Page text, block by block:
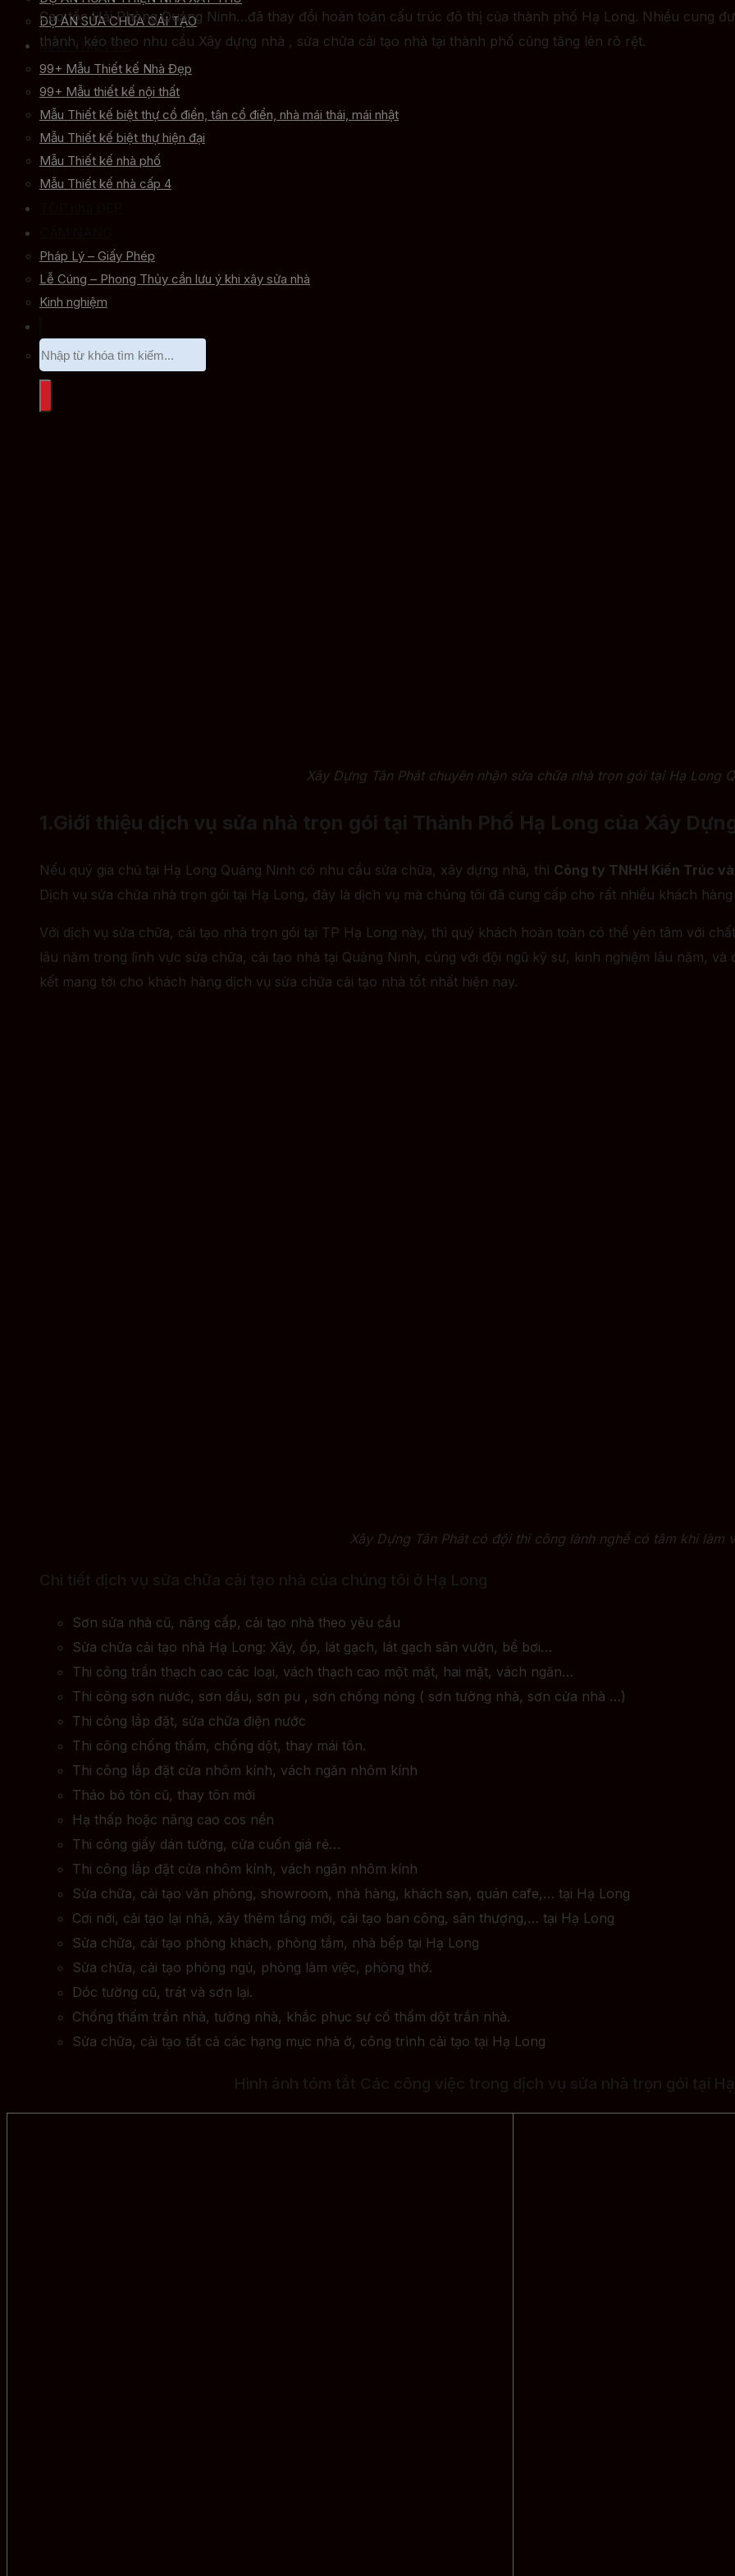
DỰ ÁN SỬA CHỮA CẢI TẠO
MẪU THIẾT KẾ
99+ Mẫu Thiết kế Nhà Đẹp
99+ Mẫu thiết kế nội thất
Mẫu Thiết kế biệt thự cổ điển, tân cổ điển, nhà mái thái, mái nhật
Mẫu Thiết kế biệt thự hiện đại
Mẫu Thiết kế nhà phố
Mẫu Thiết kế nhà cấp 4
Pháp Lý – Giấy Phép
Lễ Cúng – Phong Thủy cần lưu ý khi xây sửa nhà
Kinh nghiệm
Cao tốc Hải Phòng Quảng Ninh…đã thay đổi hoàn toàn cấu trúc đô thị của thành phố Hạ Long. Nhiều cung
thành, kéo theo nhu cầu Xây dựng nhà , sửa chữa cải tạo nhà tại thành phố cũng tăng lên rõ rệt.
Xây Dựng Tân Phát chuyên nhận sửa chữa nhà trọn gói tại Hạ Long
1.Giới thiệu dịch vụ sửa nhà trọn gói tại Thành Phố Hạ Long của Xây
Nếu quý gia chủ tại Hạ Long Quảng Ninh có nhu cầu sửa chữa, xây dựng nhà, thì Công ty TNHH Kiến Trúc
Dịch vụ sửa chữa nhà trọn gói tại Hạ Long, đây là dịch vụ mà chúng tôi đã cung cấp cho rất nhiều khách
Với dịch vụ sửa chữa, cải tạo nhà trọn gói tại TP Hạ Long này, thì quý khách hoàn toàn có thể yên tâm với
lâu năm trong lĩnh vực sửa chữa, cải tạo nhà tại Quảng Ninh, cùng với đội ngũ kỹ sư, kinh nghiệm lâu năm,
kết mang tới cho khách hàng dịch vụ sửa chữa cải tạo nhà tốt nhất hiện nay.
Xây Dựng Tân Phát có đội thi công lành nghề có tâm khi làm
Chi tiết dịch vụ sửa chữa cải tạo nhà của chúng tôi ở Hạ Long
Sơn sửa nhà cũ, nâng cấp, cải tạo nhà theo yêu cầu
Sửa chữa cải tạo nhà Hạ Long: Xây, ốp, lát gạch, lát gạch sân vườn, bể bơi…
Thi công trần thạch cao các loại, vách thạch cao một mặt, hai mặt, vách ngăn…
Thi công sơn nước, sơn dầu, sơn pu , sơn chống nóng ( sơn tường nhà, sơn cửa nhà …)
Thi công lắp đặt, sửa chữa điện nước
Thi công chống thấm, chống dột, thay mái tôn.
Thi công lắp đặt cửa nhôm kính, vách ngăn nhôm kính
Tháo bỏ tôn cũ, thay tôn mới
Hạ thấp hoặc nâng cao cos nền
Thi công giấy dán tường, cửa cuốn giá rẻ…
Thi công lắp đặt cửa nhôm kính, vách ngăn nhôm kính
Sửa chữa, cải tạo văn phòng, showroom, nhà hàng, khách sạn, quán cafe,… tại Hạ Long
Cơi nới, cải tạo lại nhà, xây thêm tầng mới, cải tạo ban công, sân thượng,… tại Hạ Long
Sửa chữa, cải tạo phòng khách, phòng tắm, nhà bếp tại Hạ Long
Sửa chữa, cải tạo phòng ngủ, phòng làm việc, phòng thờ.
Dóc tường cũ, trát và sơn lại.
Chống thấm trần nhà, tường nhà, khắc phục sự cố thấm dột trần nhà.
Sửa chữa, cải tạo tất cả các hạng mục nhà ở, công trình cải tạo tại Hạ Long
Hình ảnh tóm tắt Các công việc trong dịch vụ sửa nhà trọn gói tại